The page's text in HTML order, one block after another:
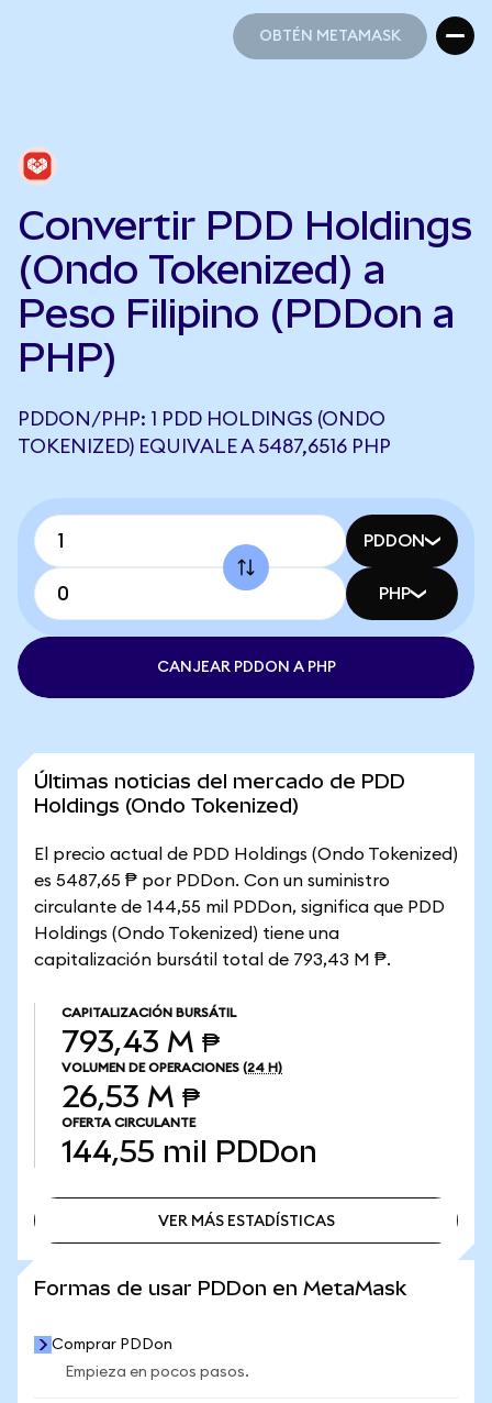
OBTÉN METAMASK
Convertir PDD Holdings
(Ondo Tokenized) a
Peso Filipino (PDDon a
PHP)
PDDON/PHP: 1 PDD HOLDINGS (ONDO
TOKENIZED) EQUIVALE A 5487,6516 PHP
PDDON
PHP
CANJEAR PDDON A PHP
Últimas noticias del mercado de PDD
Holdings (Ondo Tokenized)
El precio actual de PDD Holdings (Ondo Tokenized)
es 5487,65 ₱ por PDDon. Con un suministro
circulante de 144,55 mil PDDon, significa que PDD
Holdings (Ondo Tokenized) tiene una
capitalización bursátil total de 793,43 M ₱.
CAPITALIZACIÓN BURSÁTIL
793,43 M ₱
VOLUMEN DE OPERACIONES (24 H)
26,53 M ₱
OFERTA CIRCULANTE
144,55 mil PDDon
VER MÁS ESTADÍSTICAS
Formas de usar PDDon en MetaMask
Comprar PDDon
Empieza en pocos pasos.